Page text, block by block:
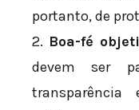
portanto, de
2. Boa-fé
devem ser